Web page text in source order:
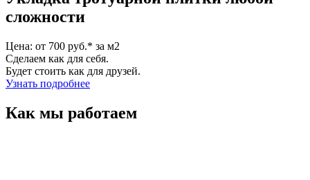
сложности
Цена: от 700 руб.* за м2
Сделаем как для себя.
Будет стоить как для друзей.
Узнать подробнее
Как мы работаем